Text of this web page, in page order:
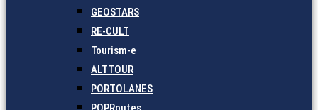
GEOSTARS
RE-CULT
Tourism-e
ALTTOUR
PORTOLANES